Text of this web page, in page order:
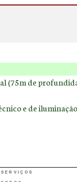
(75m de
e de iluminação.
SERVIÇOS